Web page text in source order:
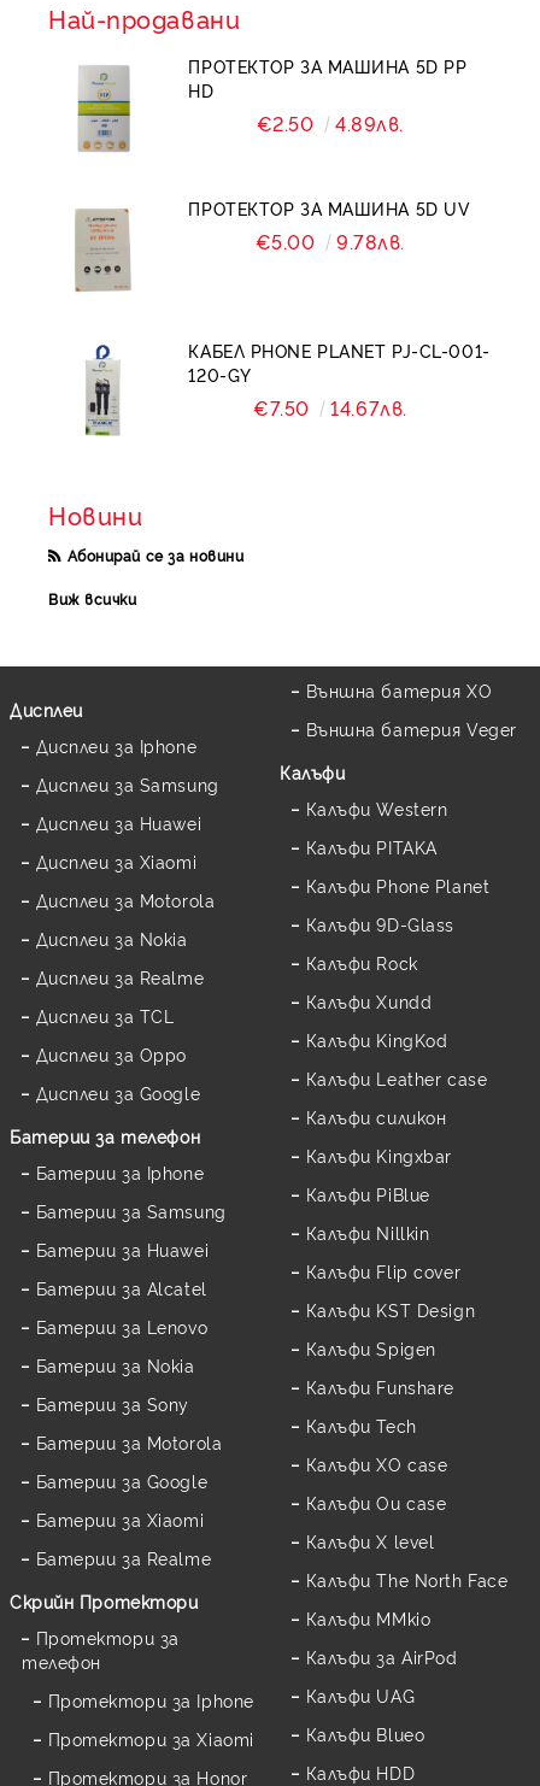
Най-продавани
ПРОТЕКТОР ЗА МАШИНА 5D PP
HD
€2.50 4.89лв.
ПРОТЕКТОР ЗА МАШИНА 5D UV
€5.00 9.78лв.
КАБЕЛ PHONE PLANET PJ-CL-001-
120-GY
€7.50 14.67лв.
Новини
Абонирай се за новини
Виж всички
Дисплеи
Дисплеи за Iphone
Дисплеи за Samsung
Дисплеи за Huawei
Дисплеи за Xiaomi
Дисплеи за Motorola
Дисплеи за Nokia
Дисплеи за Realme
Дисплеи за TCL
Дисплеи за Oppo
Дисплеи за Google
Батерии за телефон
Батерии за Iphone
Батерии за Samsung
Батерии за Huawei
Батерии за Alcatel
Батерии за Lenovo
Батерии за Nokia
Батерии за Sony
Батерии за Motorola
Батерии за Google
Батерии за Xiaomi
Батерии за Realme
Скрийн Протектори
Протектори за
телефон
Протектори за Iphone
Протектори за Xiaomi
Протектори за Honor
Външна батерия XO
Външна батерия Veger
Калъфи
Калъфи Western
Калъфи PITAKA
Калъфи Phone Planet
Калъфи 9D-Glass
Калъфи Rock
Калъфи Xundd
Калъфи KingKod
Калъфи Leather case
Калъфи силикон
Калъфи Kingxbar
Калъфи PiBlue
Калъфи Nillkin
Калъфи Flip cover
Калъфи KST Design
Калъфи Spigen
Калъфи Funshare
Калъфи Tech
Калъфи XO case
Калъфи Ou case
Калъфи X level
Калъфи The North Face
Калъфи MMkio
Калъфи за AirPod
Калъфи UAG
Калъфи Blueo
Калъфи HDD